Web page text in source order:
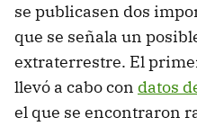
se publicasen dos
que se señala un
extraterrestre. El
llevó a cabo con datos
el que se encontraron